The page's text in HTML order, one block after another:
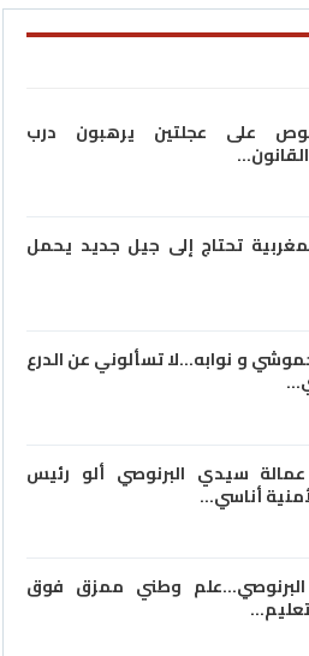
على عجلتين يرهبون درب
تحتاج إلى جيل جديد يحمل
و نوابه…لا تسألوني عن الدرع
سيدي البرنوصي ألو رئيس
أناسي…
وطني ممزق فوق